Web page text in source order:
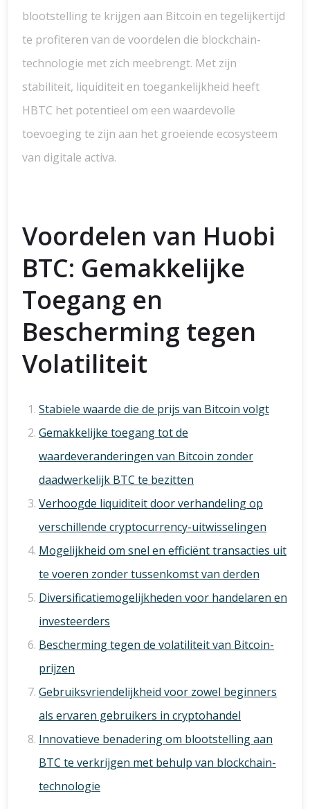
blootstelling te krijgen aan Bitcoin en tegelijkertijd
te profiteren van de voordelen die blockchain-
technologie met zich meebrengt. Met zijn
stabiliteit, liquiditeit en toegankelijkheid heeft
HBTC het potentieel om een waardevolle
toevoeging te zijn aan het groeiende ecosysteem
van digitale activa.
Voordelen van Huobi
BTC: Gemakkelijke
Toegang en
Bescherming tegen
Volatiliteit
Stabiele waarde die de prijs van Bitcoin volgt
Gemakkelijke toegang tot de
waardeveranderingen van Bitcoin zonder
daadwerkelijk BTC te bezitten
Verhoogde liquiditeit door verhandeling op
verschillende cryptocurrency-uitwisselingen
Mogelijkheid om snel en efficiënt transacties uit
te voeren zonder tussenkomst van derden
Diversificatiemogelijkheden voor handelaren en
investeerders
Bescherming tegen de volatiliteit van Bitcoin-
prijzen
Gebruiksvriendelijkheid voor zowel beginners
als ervaren gebruikers in cryptohandel
Innovatieve benadering om blootstelling aan
BTC te verkrijgen met behulp van blockchain-
technologie